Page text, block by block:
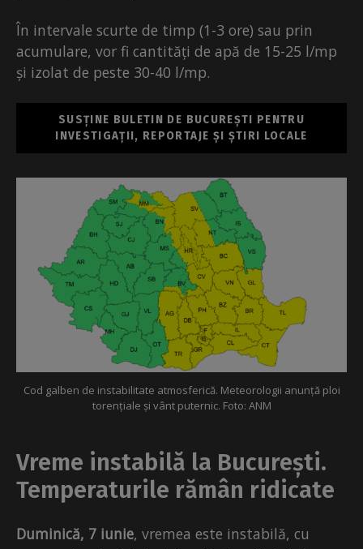
În intervale scurte de timp (1-3 ore) sau prin
acumulare, vor fi cantități de apă de 15-25 l/mp
și izolat de peste 30-40 l/mp.
SUSȚINE BULETIN DE BUCUREȘTI PENTRU
INVESTIGAȚII, REPORTAJE ȘI ȘTIRI LOCALE
Cod galben de instabilitate atmosferică. Meteorologii anunță ploi
torențiale și vânt puternic. Foto: ANM
Vreme instabilă la București.
Temperaturile rămân ridicate
Duminică, 7 iunie, vremea este instabilă, cu